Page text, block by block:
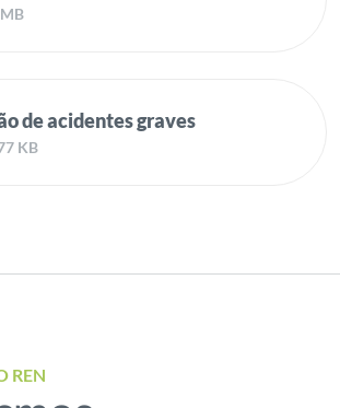
de acidentes graves
KB
REN